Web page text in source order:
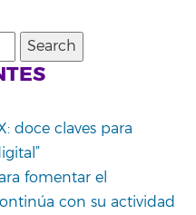
doce claves para
fomentar el
con su actividad